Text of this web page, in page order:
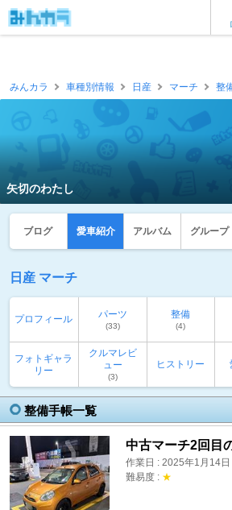
みんカラ 車種別情報 日産 マーチ 整
矢切のわたし
ブログ 愛車紹介 アルバム グループ
日産 マーチ
プロフィール パーツ
(33)
整備
(4)
フォトギャラ
リー
クルマレビ
ュー
(3)
ヒストリー
整備手帳一覧
中古マーチ2回目
作業日 : 2025年1月14日
難易度 : ★